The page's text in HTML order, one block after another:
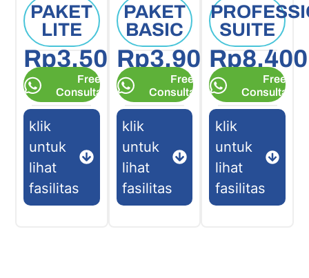
PAKET
LITE
Rp3.500.000
Free
Consultation
klik
untuk
lihat
fasilitas
PAKET
BASIC
Rp3.900.000
Free
Consultation
klik
untuk
lihat
fasilitas
SUITE
Free
Consultation
klik
untuk
lihat
fasilitas